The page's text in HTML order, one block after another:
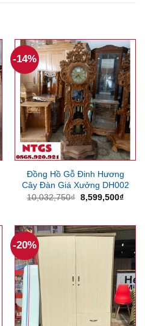
-14%
Đồng Hồ Gỗ Đinh Hương
Cây Đàn Giá Xưởng DH002
10,032,750₫ Giá
gốc
8,599,500₫Giá
-20%